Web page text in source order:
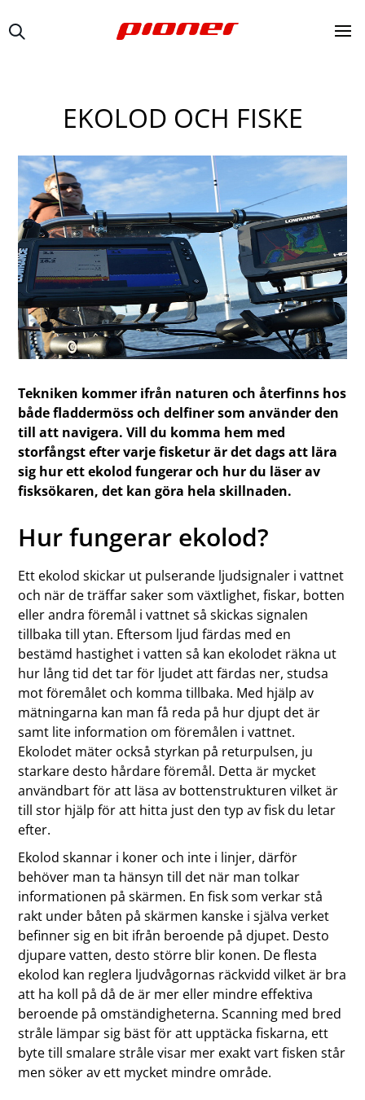
EKOLOD OCH FISKE
Tekniken kommer ifrån naturen och återfinns hos
både fladdermöss och delfiner som använder den
till att navigera. Vill du komma hem med
storfångst efter varje fisketur är det dags att lära
sig hur ett ekolod fungerar och hur du läser av
fisksökaren, det kan göra hela skillnaden.
Hur fungerar ekolod?
Ett ekolod skickar ut pulserande ljudsignaler i vattnet
och när de träffar saker som växtlighet, fiskar, botten
eller andra föremål i vattnet så skickas signalen
tillbaka till ytan. Eftersom ljud färdas med en
bestämd hastighet i vatten så kan ekolodet räkna ut
hur lång tid det tar för ljudet att färdas ner, studsa
mot föremålet och komma tillbaka. Med hjälp av
mätningarna kan man få reda på hur djupt det är
samt lite information om föremålen i vattnet.
Ekolodet mäter också styrkan på returpulsen, ju
starkare desto hårdare föremål. Detta är mycket
användbart för att läsa av bottenstrukturen vilket är
till stor hjälp för att hitta just den typ av fisk du letar
efter.
Ekolod skannar i koner och inte i linjer, därför
behöver man ta hänsyn till det när man tolkar
informationen på skärmen. En fisk som verkar stå
rakt under båten på skärmen kanske i själva verket
befinner sig en bit ifrån beroende på djupet. Desto
djupare vatten, desto större blir konen. De flesta
ekolod kan reglera ljudvågornas räckvidd vilket är bra
att ha koll på då de är mer eller mindre effektiva
beroende på omständigheterna. Scanning med bred
stråle lämpar sig bäst för att upptäcka fiskarna, ett
byte till smalare stråle visar mer exakt vart fisken står
men söker av ett mycket mindre område.